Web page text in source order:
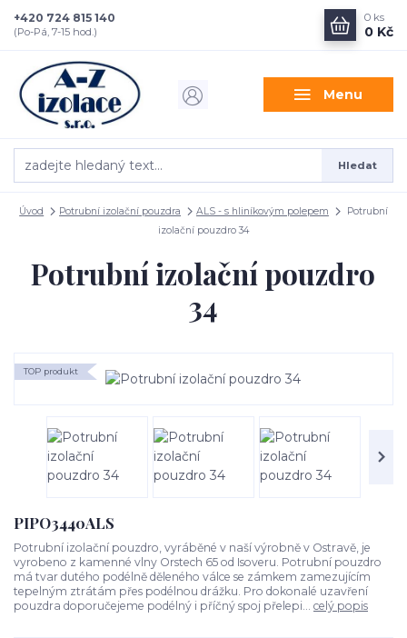
Menu
Hledat
+420 724 815 140
(Po-Pá, 7-15 hod.)
0 ks
0 Kč
Úvod Potrubní izolační pouzdra ALS - s hliníkovým polepem
Potrubní
izolační pouzdro 34
Potrubní izolační pouzdro
34
TOP produkt
PIPO3440ALS
Potrubní izolační pouzdro, vyráběné v naší výrobně v Ostravě, je
vyrobeno z kamenné vlny Orstech 65 od Isoveru. Potrubní pouzdro
má tvar dutého podélně děleného válce se zámkem zamezujícím
tepelným ztrátám přes podélnou drážku. Pro dokonalé uzavření
pouzdra doporučejeme podélný i příčný spoj přelepi... celý popis